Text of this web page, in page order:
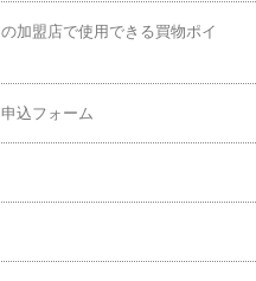
加盟店で使用できる買物ポイ
込フォーム